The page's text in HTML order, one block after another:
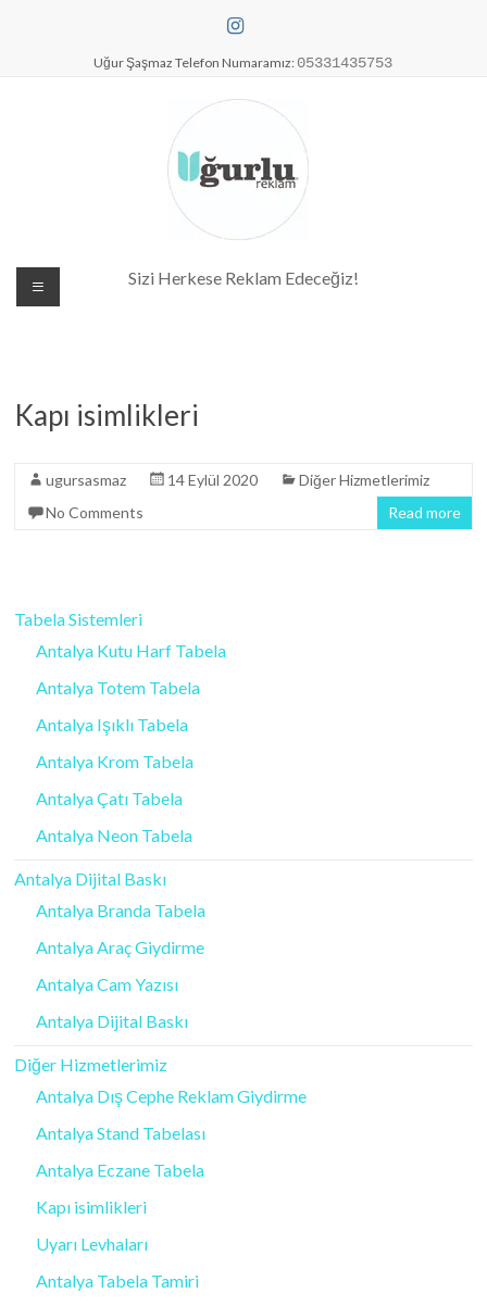
Uğur Şaşmaz Telefon Numaramız: 05331435753
Dijital Baskı Merkezi| Antalya
Reklam Baskı| Antalya Tabela
Sizi Herkese Reklam Edeceğiz!
Kapı isimlikleri
ugursasmaz 14 Eylül 2020
Diğer Hizmetlerimiz
No Comments
Read more
Tabela Sistemleri
Antalya Kutu Harf Tabela
Antalya Totem Tabela
Antalya Işıklı Tabela
Antalya Krom Tabela
Antalya Çatı Tabela
Antalya Neon Tabela
Antalya Dijital Baskı
Antalya Branda Tabela
Antalya Araç Giydirme
Antalya Cam Yazısı
Antalya Dijital Baskı
Diğer Hizmetlerimiz
Antalya Dış Cephe Reklam Giydirme
Antalya Stand Tabelası
Antalya Eczane Tabela
Kapı isimlikleri
Uyarı Levhaları
Antalya Tabela Tamiri